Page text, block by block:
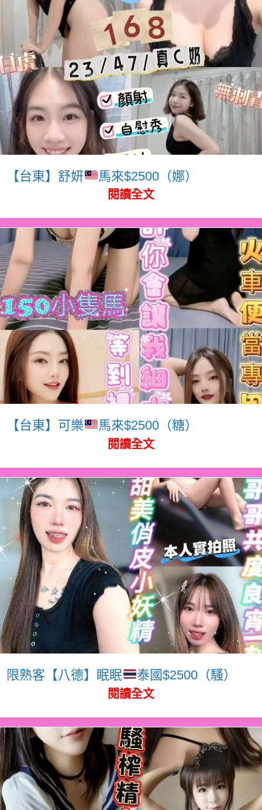
【台東】舒妍 馬來$2500（娜）
閱讀全文
【台東】可樂 馬來$2500（糖）
閱讀全文
限熟客【八德】眠眠 泰國$2500（騷）
閱讀全文